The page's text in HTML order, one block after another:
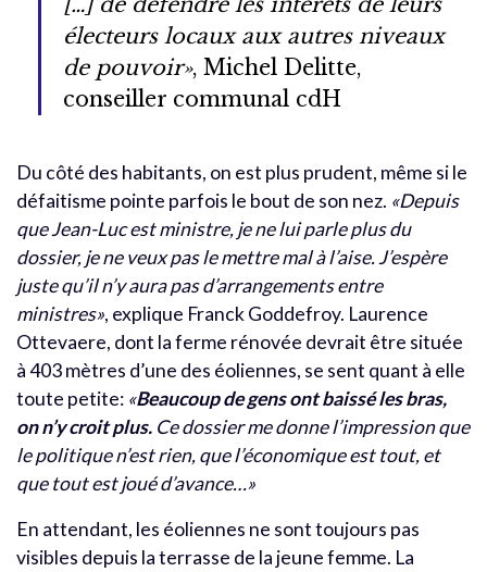
électeurs locaux aux autres niveaux
de pouvoir», Michel Delitte,
conseiller communal cdH
Du côté des habitants, on est plus prudent, même si le
défaitisme pointe parfois le bout de son nez. «Depuis
que Jean-Luc est ministre, je ne lui parle plus du
dossier, je ne veux pas le mettre mal à l’aise. J’espère
juste qu’il n’y aura pas d’arrangements entre
ministres», explique Franck Goddefroy. Laurence
Ottevaere, dont la ferme rénovée devrait être située
à 403 mètres d’une des éoliennes, se sent quant à elle
toute petite: «Beaucoup de gens ont baissé les bras,
on n’y croit plus. Ce dossier me donne l’impression que
le politique n’est rien, que l’économique est tout, et
que tout est joué d’avance…»
En attendant, les éoliennes ne sont toujours pas
visibles depuis la terrasse de la jeune femme. La